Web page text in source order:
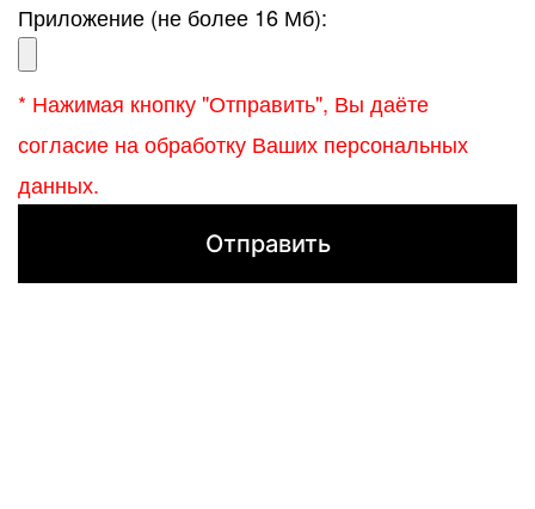
Приложение (не более 16 Мб):
* Нажимая кнопку "Отправить", Вы даёте
согласие на обработку Ваших персональных
данных.